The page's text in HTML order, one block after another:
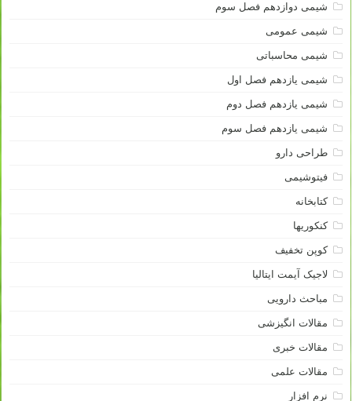
شیمی دوازدهم فصل سوم
شیمی عمومی
شیمی محاسباتی
شیمی یازدهم فصل اول
شیمی یازدهم فصل دوم
شیمی یازدهم فصل سوم
طراحی دارو
فیتوشیمی
کتابخانه
کنکوریها
کوپن تخفیف
لاجیک آیمت ایتالیا
مباحث دارویی
مقالات انگیزشی
مقالات خبری
مقالات علمی
نرم افزار